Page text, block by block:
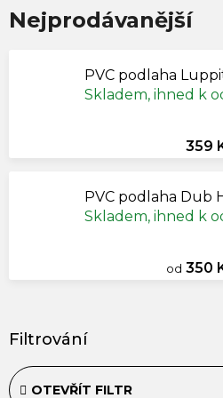
Nejprodávanější
PVC podlaha
Skladem, ihned k
359
PVC podlaha Dub
Skladem, ihned k
od 350
OTEVŘÍT FILTR
ý
p
i